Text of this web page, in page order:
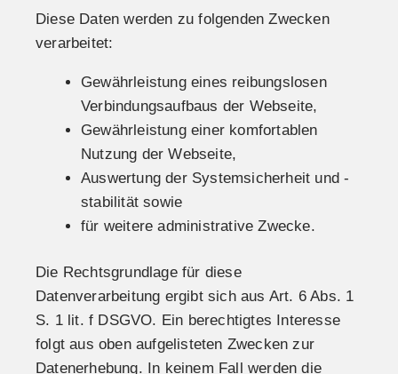
Diese Daten werden zu folgenden Zwecken
verarbeitet:
Gewährleistung eines reibungslosen
Verbindungsaufbaus der Webseite,
Gewährleistung einer komfortablen
Nutzung der Webseite,
Auswertung der Systemsicherheit und -
stabilität sowie
für weitere administrative Zwecke.
Die Rechtsgrundlage für diese
Datenverarbeitung ergibt sich aus Art. 6 Abs. 1
S. 1 lit. f DSGVO. Ein berechtigtes Interesse
folgt aus oben aufgelisteten Zwecken zur
Datenerhebung. In keinem Fall werden die